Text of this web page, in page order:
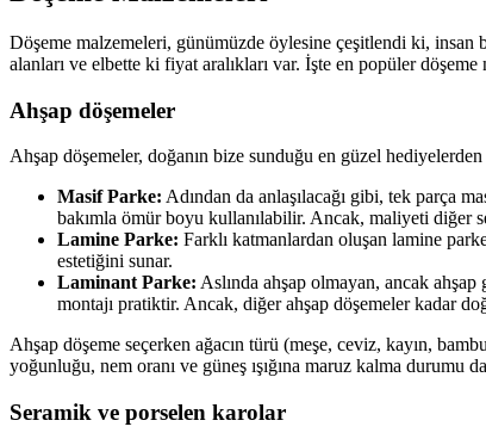
Döşeme malzemeleri, günümüzde öylesine çeşitlendi ki, insan
alanları ve elbette ki fiyat aralıkları var. İşte en popüler
Ahşap döşemeler
Ahşap döşemeler, doğanın bize sunduğu en güzel
Masif Parke: Adından da anlaşılacağı gibi, tek parça
bakımla ömür boyu kullanılabilir. Ancak, maliyeti diğer
Lamine Parke: Farklı katmanlardan oluşan lamine
estetiğini sunar.
Laminant Parke: Aslında ahşap olmayan, ancak
montajı pratiktir. Ancak, diğer ahşap döşemeler kadar
Ahşap döşeme seçerken ağacın türü (meşe, ceviz, kayın,
yoğunluğu, nem oranı ve güneş ışığına maruz kalma durumu
Seramik ve porselen karolar